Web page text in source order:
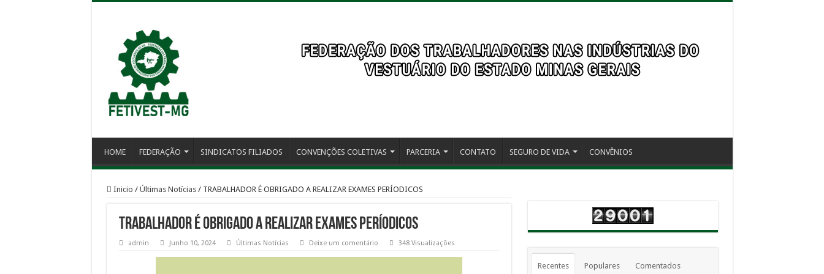
HOME FEDERAÇÃO SINDICATOS FILIADOS CONVENÇÕES COLETIVAS PARCERIA CONTATO SEGURO DE VIDA CONVÊNIOS
Inicio / Últimas Notícias / TRABALHADOR É OBRIGADO A REALIZAR EXAMES PERÍODICOS
TRABALHADOR É OBRIGADO A REALIZAR EXAMES PERÍODICOS
admin Junho 10, 2024 Últimas Notícias Deixe um comentário 348 Visualizações
Recentes Populares Comentados